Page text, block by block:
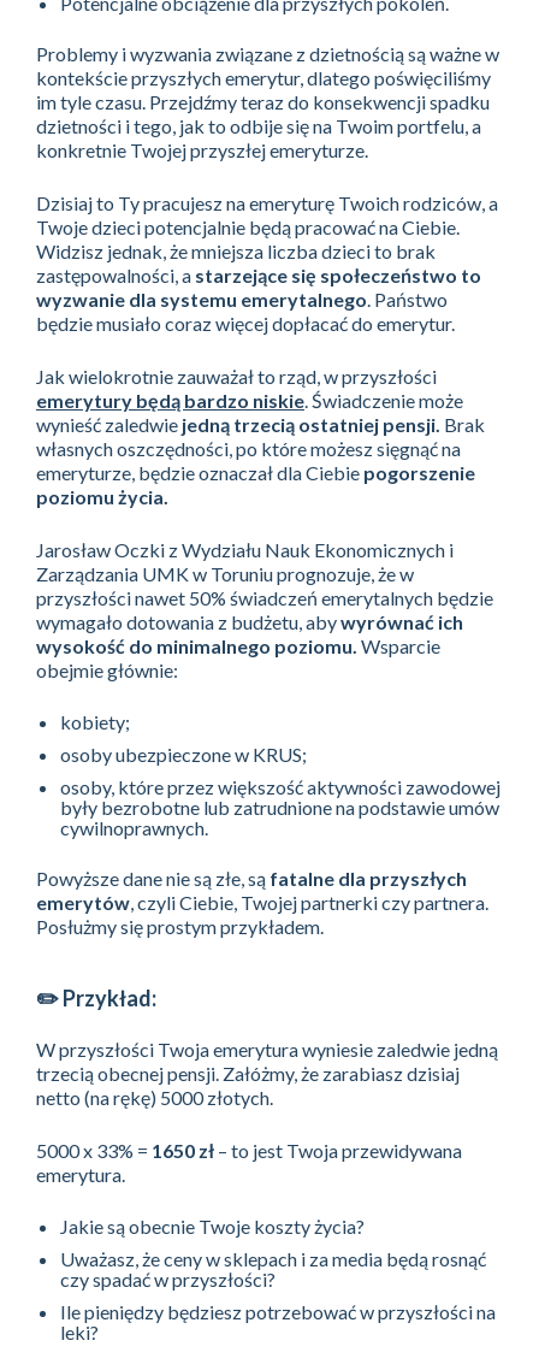
Problemy i wyzwania związane z dzietnością są ważne w
kontekście przyszłych emerytur, dlatego poświęciliśmy
im tyle czasu. Przejdźmy teraz do konsekwencji spadku
dzietności i tego, jak to odbije się na Twoim portfelu, a
konkretnie Twojej przyszłej emeryturze.
Dzisiaj to Ty pracujesz na emeryturę Twoich rodziców, a
Twoje dzieci potencjalnie będą pracować na Ciebie.
Widzisz jednak, że mniejsza liczba dzieci to brak
zastępowalności, a starzejące się społeczeństwo to
wyzwanie dla systemu emerytalnego. Państwo
będzie musiało coraz więcej dopłacać do emerytur.
Jak wielokrotnie zauważał to rząd, w przyszłości
emerytury będą bardzo niskie. Świadczenie może
wynieść zaledwie jedną trzecią ostatniej pensji. Brak
własnych oszczędności, po które możesz sięgnąć na
emeryturze, będzie oznaczał dla Ciebie pogorszenie
poziomu życia.
Jarosław Oczki z Wydziału Nauk Ekonomicznych i
Zarządzania UMK w Toruniu prognozuje, że w
przyszłości nawet 50% świadczeń emerytalnych będzie
wymagało dotowania z budżetu, abywyrównać ich
wysokość do minimalnego poziomu. Wsparcie
obejmie głównie:
kobiety;
osoby ubezpieczone w KRUS;
osoby, które przez większość aktywności zawodowej
były bezrobotne lub zatrudnione na podstawie umów
cywilnoprawnych.
Powyższe dane nie są złe, są fatalne dla przyszłych
emerytów, czyli Ciebie, Twojej partnerki czy partnera.
Posłużmy się prostym przykładem.
✏️ Przykład:
W przyszłości Twoja emerytura wyniesie zaledwie jedną
trzecią obecnej pensji. Załóżmy, że zarabiasz dzisiaj
netto (na rękę) 5000 złotych.
5000 x 33% = 1650 zł – to jest Twoja przewidywana
emerytura.
Jakie są obecnie Twoje koszty życia?
Uważasz, że ceny w sklepach i za media będą rosnąć
czy spadać w przyszłości?
Ile pieniędzy będziesz potrzebować w przyszłości na
leki?